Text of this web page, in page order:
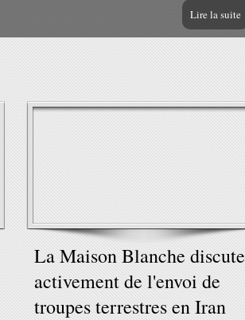
Lire la suite
La Maison Blanche discute
activement de l'envoi de
troupes terrestres en Iran